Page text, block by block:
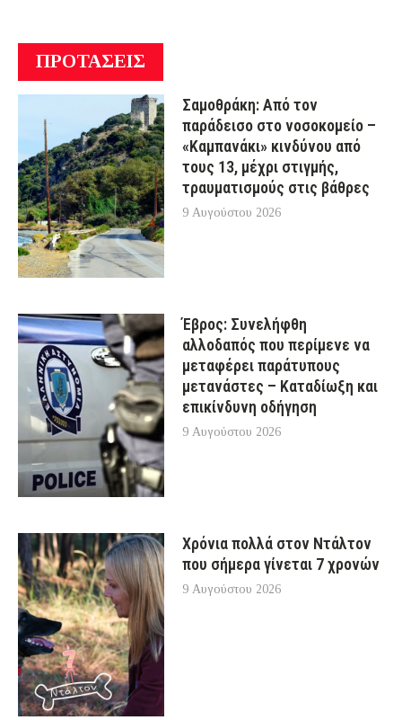
ΠΡΟΤΑΣΕΙΣ
Σαμοθράκη: Από τον
παράδεισο στο νοσοκομείο –
«Καμπανάκι» κινδύνου από
τους 13, μέχρι στιγμής,
τραυματισμούς στις βάθρες
9 Αυγούστου 2026
Έβρος: Συνελήφθη
αλλοδαπός που περίμενε να
μεταφέρει παράτυπους
μετανάστες – Καταδίωξη και
επικίνδυνη οδήγηση
9 Αυγούστου 2026
Χρόνια πολλά στον Ντάλτον
που σήμερα γίνεται 7 χρονών
9 Αυγούστου 2026